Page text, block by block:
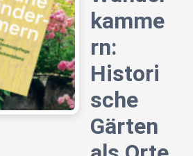
kamme
rn:
Histori
sche
Gärten